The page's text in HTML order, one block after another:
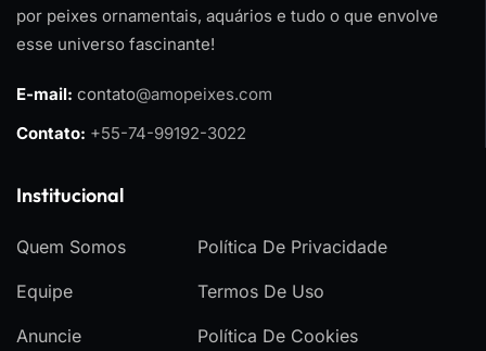
por peixes ornamentais, aquários e tudo o que envolve
esse universo fascinante!
E-mail: contato@amopeixes.com
Contato: +55-74-99192-3022
Institucional
Quem Somos
Equipe
Anuncie
Política De Privacidade
Termos De Uso
Política De Cookies